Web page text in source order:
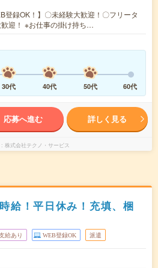
登録OK！】〇未経験大歓迎！〇フリータ
迎！ ※お仕事の掛け持ち…
30代 40代 50代 60代
応募へ進む 詳しく見る
株式会社テクノ・サービス
給！平日休み！充填、梱
給あり WEB登録OK 派遣